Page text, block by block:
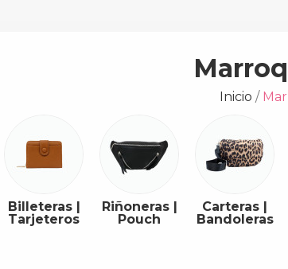
Inicio
Billeteras |
Tarjeteros
Riñoneras |
Pouch
Carteras |
Bandoleras